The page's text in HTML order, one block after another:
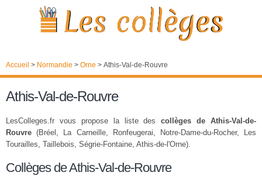
Accueil > Normandie > Orne > Athis-Val-de-Rouvre
Athis-Val-de-Rouvre
LesColleges.fr vous propose la liste descollèges de Athis-Val-de-
Rouvre (Bréel, La Carneille, Ronfeugerai, Notre-Dame-du-Rocher, Les
Tourailles, Taillebois, Ségrie-Fontaine, Athis-de-l'Orne).
Collèges de Athis-Val-de-Rouvre